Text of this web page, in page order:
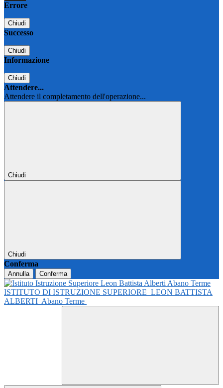
Errore
Chiudi
Successo
Chiudi
Informazione
Chiudi
Attendere...
Attendere il completamento dell'operazione...
Chiudi
Chiudi
Conferma
Annulla Conferma
ISTITUTO DI ISTRUZIONE SUPERIORE LEON BATTISTA
ALBERTI Abano Terme